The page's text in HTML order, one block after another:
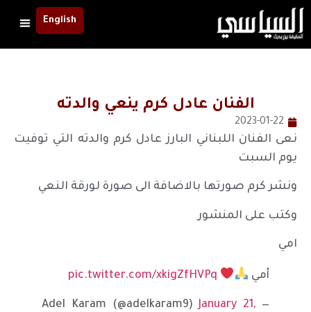
English
الفنان عادل كرم ينعي والدته
2023-01-22
نعى الفنان اللبناني البارز عادل كرم والدته التي توفيت
يوم السبت
ونشر كرم صورتها بالاضافة الى صورة لورقة النعي
وكتب على المنشور
امي
أمي pic.twitter.com/xkigZfHVPq
— Adel Karam (@adelkaram9)
January 21,